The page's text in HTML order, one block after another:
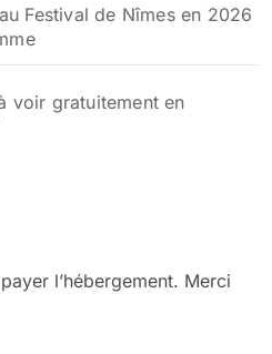
Festival de Nîmes en 2026
voir gratuitement en
l’hébergement. Merci